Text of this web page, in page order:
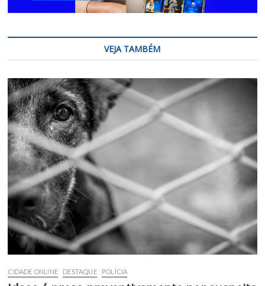
VEJA TAMBÉM
CIDADE ONLINE DESTAQUE POLÍCIA